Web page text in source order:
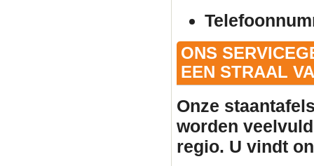
ONS
EEN STRAAL
Onze
worden
regio. U vindt